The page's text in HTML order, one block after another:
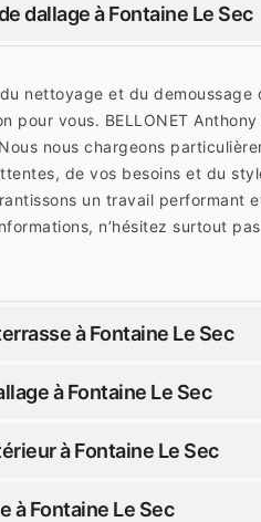
dallage à Fontaine Le Sec
nettoyage et du demoussage
pour vous. BELLONET Anthony
nous chargeons
de vos besoins et du
un travail performant
n’hésitez surtout
à Fontaine Le Sec
à Fontaine Le Sec
à Fontaine Le Sec
à Fontaine Le Sec